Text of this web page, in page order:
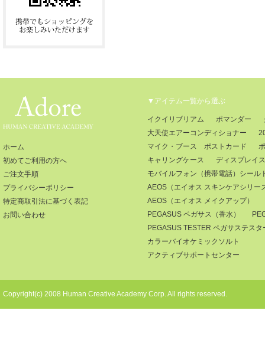
ホーム
初めてご利用の方へ
ご注文手順
プライバシーポリシー
特定商取引法に基づく表記
お問い合わせ
▼アイテム一覧から選ぶ
イクイリブリアム ポマンダー
大天使エアーコンディショナー
マイク・ブース ポストカード
キャリングケース
ディスプレイ
モバイルフォン（携帯電話）シール
AEOS（エイオス スキンケアシリー
AEOS（エイオス メイクアップ）
PEGASUS ペガサス（香水）
PEGASUS TESTER ペガサステス
カラーバイオケミックソルト
アクティブサポートセンター
Copyright(c) 2008 Human Creative Academy Corp. All rights reserved.